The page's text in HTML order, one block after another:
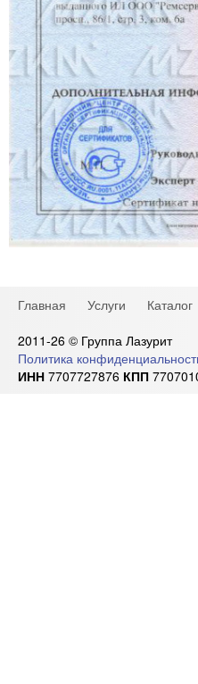
Главная Услуги Каталог
2011-26 © Группа Лазурит
Политика
ИНН 7707727876 КПП